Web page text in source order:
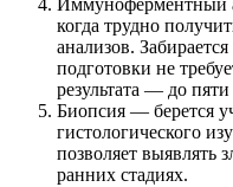
Иммуноферментный
когда трудно
анализов.
подготовки не
результата — до
Биопсия — берется
гистологического
позволяет выявлять
ранних стадиях.